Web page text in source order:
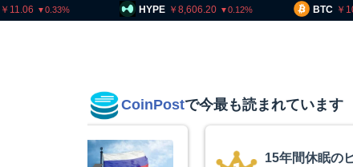
10,232,972
8,606.20 0.12
CoinPostで今最も読まれています
休眠のビットコインが移動、